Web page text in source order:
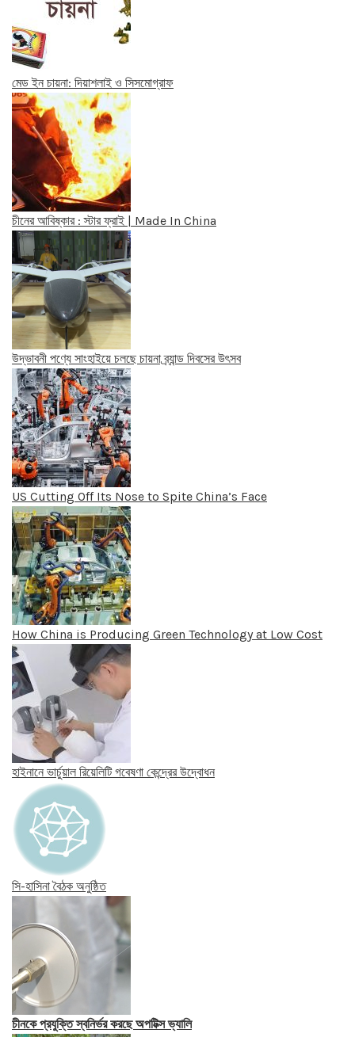
মেড ইন চায়না: দিয়াশলাই ও সিসমোগ্রাফ
চীনের আবিষ্কার : স্টার ফ্রাই | Made In China
উদ্ভাবনী পণ্যে সাংহাইয়ে চলছে চায়না ব্র্যান্ড দিবসের উৎসব
US Cutting Off Its Nose to Spite China’s Face
How China is Producing Green Technology at Low Cost
হাইনানে ভার্চুয়াল রিয়েলিটি গবেষণা কেন্দ্রের উদ্বোধন
সি-হাসিনা বৈঠক অনুষ্ঠিত
চীনকে প্রযুক্তি স্বনির্ভর করছে অপটিক্স ভ্যালি